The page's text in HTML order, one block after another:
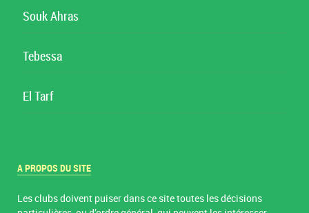
Souk Ahras
Tebessa
El Tarf
A PROPOS DU SITE
Les clubs doivent puiser dans ce site toutes les décisions